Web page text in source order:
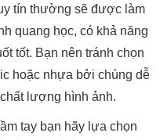
tín thường sẽ được làm
quang học, có khả năng
tốt. Bạn nên tránh chọn
hoặc nhựa bởi chúng dễ
lượng hình ảnh.
tay bạn hãy lựa chọn